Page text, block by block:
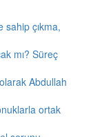
çıkma,
mı? Süreç
Abdullah
ortak